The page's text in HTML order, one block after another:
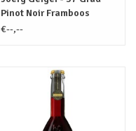
Pinot Noir Framboos
Alcoholvrij / 0.75L
€--,--